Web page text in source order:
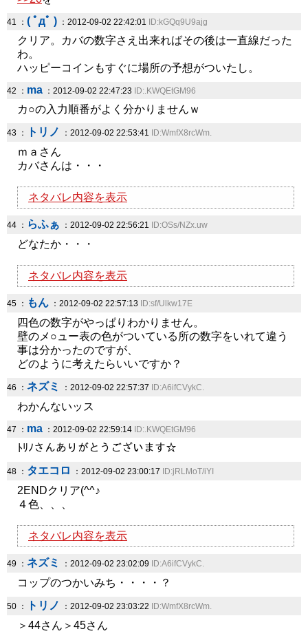
41 ： ( ﾟдﾟ ) ：2012-09-02 22:42:01 ID:kGQq9U9ajg
クリア。カバの数字さえ出来ればその後は一直線だった
わ。
ハッピーコインもすぐに場所の予想がついたし。
42 ： ma ：2012-09-02 22:47:23 ID:.KWQEtGM96
カ○の入力順番がよく分かりませんｗ
43 ： トリノ ：2012-09-02 22:53:41 ID:WmfX8rcWm.
ｍａさん
カバさんは・・・
ネタバレ内容を表示
44 ： らふぁ ：2012-09-02 22:56:21 ID:OSs/NZx.uw
どなたか・・・
ネタバレ内容を表示
45 ： もん ：2012-09-02 22:57:13 ID:sf/Ulkw17E
四色の数字がやっぱりわかりません。
壁のメ○ュー表の色がついている所の数字をいれて違う
事は分かったのですが、
どのように考えたらいいですか？
46 ： ネズミ ：2012-09-02 22:57:37 ID:A6ifCVykC.
わかんないッス
47 ： ma ：2012-09-02 22:59:14 ID:.KWQEtGM96
ﾄﾘﾉさんありがとうございます☆
48 ： タエコロ ：2012-09-02 23:00:17 ID:jRLMoT/iYI
2ENDクリア(^^♪
４色、、、
ネタバレ内容を表示
49 ： ネズミ ：2012-09-02 23:02:09 ID:A6ifCVykC.
コップのつかいみち・・・・？
50 ： トリノ ：2012-09-02 23:03:22 ID:WmfX8rcWm.
＞44さん＞45さん